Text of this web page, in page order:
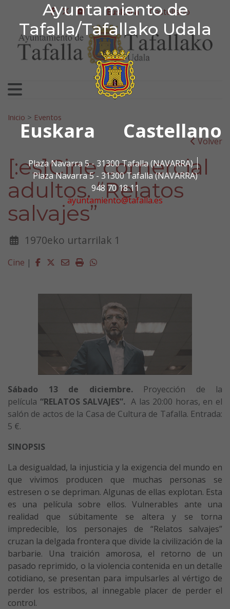
Ayuntamiento de
Tafalla/Tafallako Udala
Euskara Castellano
Plaza Navarra 5 - 31300 Tafalla (NAVARRA)
Plaza Navarra 5 - 31300 Tafalla (NAVARRA)
948 70 18 11
ayuntamiento@tafalla.es
Ir al contenido
Ayuntamiento de
facebook
twitter
youtube
Euskara Castellano
Bilatu:
Inicio > Eventos
Volver
[:es]Cine comercial
adultos. “Relatos
salvajes”
1970eko urtarrilak 1
Cine | Facebook
Twitter
EmailImprimirWhatsapp
Sábado 13 de diciembre. Proyección de la
película “RELATOS SALVAJES”. A las 20:00 horas, en el
salón de actos de la Casa de Cultura de Tafalla. Entrada:
5 €.
SINOPSIS
La desigualdad, la injusticia y la exigencia del mundo en
que vivimos producen que muchas personas se
estresen o se depriman. Algunas de ellas explotan. Esta
es una película sobre ellos. Vulnerables ante una
realidad que súbitamente se altera y se torna
impredecible, los personajes de “Relatos salvajes”
cruzan la delgada frontera que divide la civilización de la
barbarie. Una traición amorosa, el retorno de un
pasado reprimido, o la violencia contenida en un detalle
cotidiano, se presentan para impulsarles al vértigo de
perder los estribos, al innegable placer de perder el
control.